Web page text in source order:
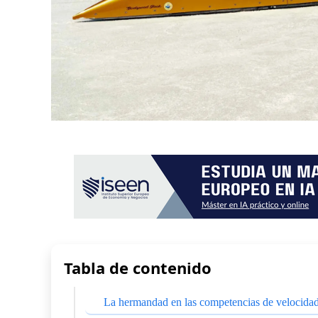
Tabla de contenido
La hermandad en las competencias de